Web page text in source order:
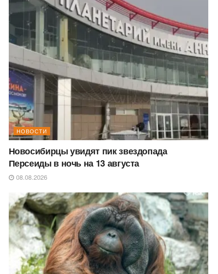
НОВОСТИ
Новосибирцы увидят пик звездопада
Персеиды в ночь на 13 августа
08.08.2026